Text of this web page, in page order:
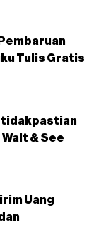
Tulis Gratis
& See
Uang